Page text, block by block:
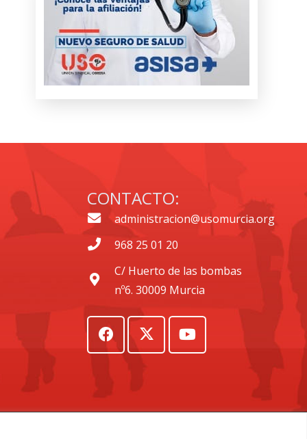
CONTACTO:
administracion@usomurcia.org
968 25 01 20
C/ Huerto de las bombas
nº6. 30009 Murcia